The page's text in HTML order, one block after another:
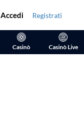
Accedi Registrati
Casinò Casinò Live